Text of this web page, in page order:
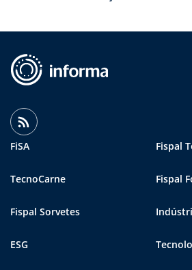
FiSA Fispal
TecnoCarne Fispal
Fispal Sorvetes
ESG